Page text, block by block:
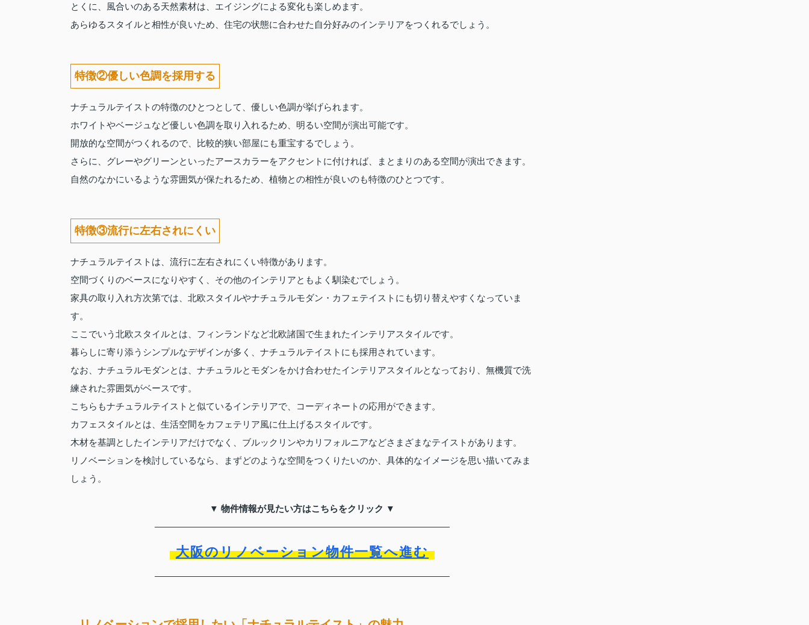
とくに、風合いのある天然素材は、エイジングによる変化も楽しめます。
あらゆるスタイルと相性が良いため、住宅の状態に合わせた自分好みのインテリアをつくれるでしょう。
特徴②優しい色調を採用する
ナチュラルテイストの特徴のひとつとして、優しい色調が挙げられます。
ホワイトやベージュなど優しい色調を取り入れるため、明るい空間が演出可能です。
開放的な空間がつくれるので、比較的狭い部屋にも重宝するでしょう。
さらに、グレーやグリーンといったアースカラーをアクセントに付ければ、まとまりのある空間が演出できます。
自然のなかにいるような雰囲気が保たれるため、植物との相性が良いのも特徴のひとつです。
特徴③流行に左右されにくい
ナチュラルテイストは、流行に左右されにくい特徴があります。
空間づくりのベースになりやすく、その他のインテリアともよく馴染むでしょう。
家具の取り入れ方次第では、北欧スタイルやナチュラルモダン・カフェテイストにも切り替えやすくなっていま
す。
ここでいう北欧スタイルとは、フィンランドなど北欧諸国で生まれたインテリアスタイルです。
暮らしに寄り添うシンプルなデザインが多く、ナチュラルテイストにも採用されています。
なお、ナチュラルモダンとは、ナチュラルとモダンをかけ合わせたインテリアスタイルとなっており、無機質で洗
練された雰囲気がベースです。
こちらもナチュラルテイストと似ているインテリアで、コーディネートの応用ができます。
カフェスタイルとは、生活空間をカフェテリア風に仕上げるスタイルです。
木材を基調としたインテリアだけでなく、ブルックリンやカリフォルニアなどさまざまなテイストがあります。
リノベーションを検討しているなら、まずどのような空間をつくりたいのか、具体的なイメージを思い描いてみま
しょう。
▼ 物件情報が見たい方はこちらをクリック ▼
大阪のリノベーション物件一覧へ進む